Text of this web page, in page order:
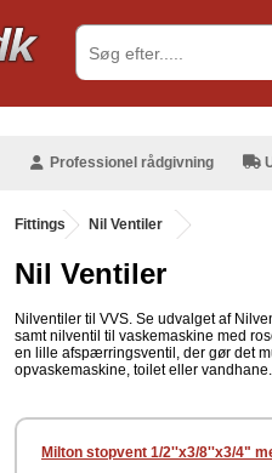
Professionel rådgivning
Fittings . Nil Ventiler
Nil Ventiler
Nilventiler til VVS. Se udvalget af
samt nilventil til vaskemaskine med
en lille afspærringsventil, der gør det
opvaskemaskine, toilet eller vandhane.
Milton stopvent 1/2''x3/8''x3/4"